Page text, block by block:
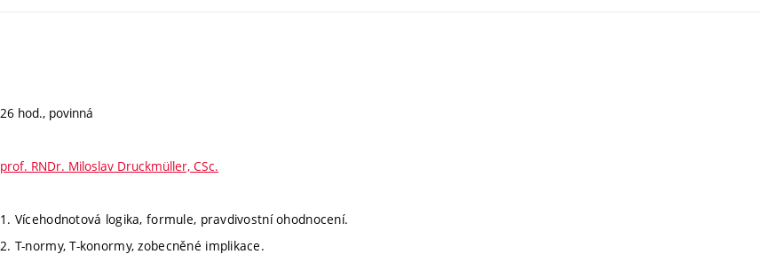
26 hod., povinná
prof. RNDr. Miloslav Druckmüller, CSc.
1. Vícehodnotová logika, formule, pravdivostní ohodnocení.
2. T-normy, T-konormy, zobecněné implikace.